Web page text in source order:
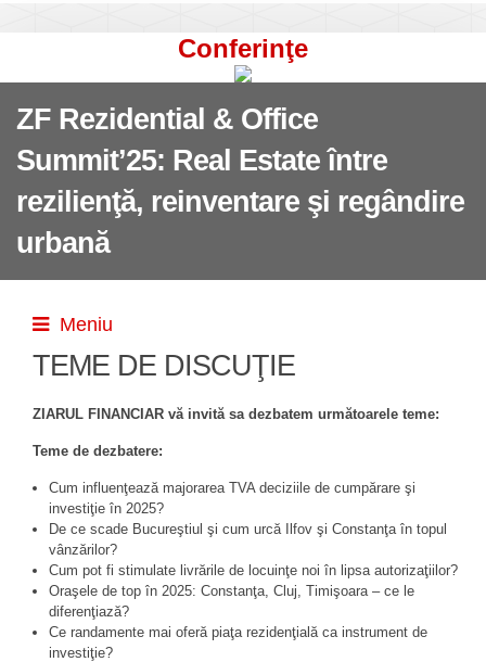
Conferinţe
ZF Rezidential & Office
Summit’25: Real Estate între
rezilienţă, reinventare şi regândire
urbană
Meniu
TEME DE DISCUŢIE
ZIARUL FINANCIAR vă invită sa dezbatem următoarele teme:
Teme de dezbatere:
Cum influenţează majorarea TVA deciziile de cumpărare şi
investiţie în 2025?
De ce scade Bucureştiul şi cum urcă Ilfov şi Constanţa în topul
vânzărilor?
Cum pot fi stimulate livrările de locuinţe noi în lipsa autorizaţiilor?
Oraşele de top în 2025: Constanţa, Cluj, Timişoara – ce le
diferenţiază?
Ce randamente mai oferă piaţa rezidenţială ca instrument de
investiţie?